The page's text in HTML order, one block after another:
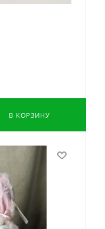
В КОРЗИНУ